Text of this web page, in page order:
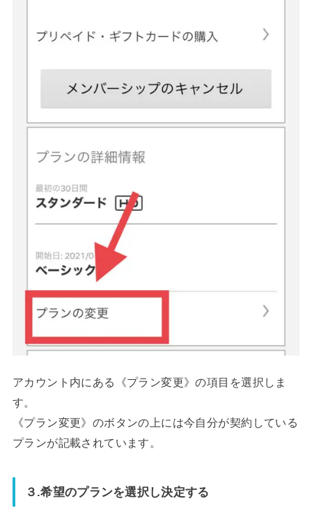
アカウント内にある《プラン変更》の項目を選択しま
す。
《プラン変更》のボタンの上には今自分が契約している
プランが記載されています。
３.希望のプランを選択し決定する